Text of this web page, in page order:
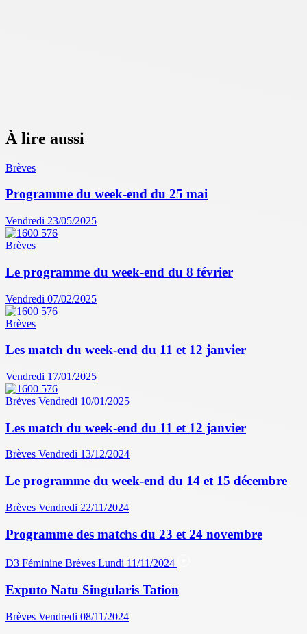
À lire aussi
Brèves
Programme du week-end du 25 mai
Vendredi 23/05/2025
Brèves
Le programme du week-end du 8 février
Vendredi 07/02/2025
Brèves
Les match du week-end du 11 et 12 janvier
Vendredi 17/01/2025
Brèves Vendredi 10/01/2025
Les match du week-end du 11 et 12 janvier
Brèves Vendredi 13/12/2024
Le programme du week-end du 14 et 15 décembre
Brèves Vendredi 22/11/2024
Programme des matchs du 23 et 24 novembre
D3 Féminine Brèves Lundi 11/11/2024
Exputo Natu Singularis Tation
Brèves Vendredi 08/11/2024